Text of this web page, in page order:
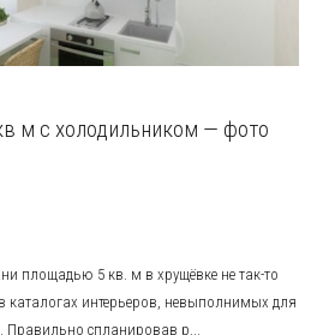
м с холодильником — фото
площадью 5 кв. м в хрущёвке не так-то
каталогах интерьеров, невыполнимых для
Правильно спланировав р...